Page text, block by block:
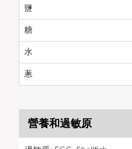
鹽
糖
水
蔥
營養和過敏原